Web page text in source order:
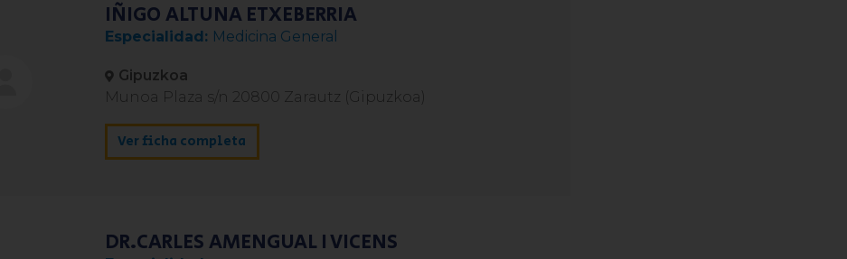
IÑIGO ALTUNA ETXEBERRIA
Medicina General
Gipuzkoa
Munoa Plaza s/n 20800 Zarautz (Gipuzkoa)
Ver ficha completa
DR.CARLES AMENGUAL I VICENS